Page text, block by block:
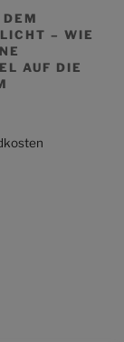
– WIE
AUF DIE